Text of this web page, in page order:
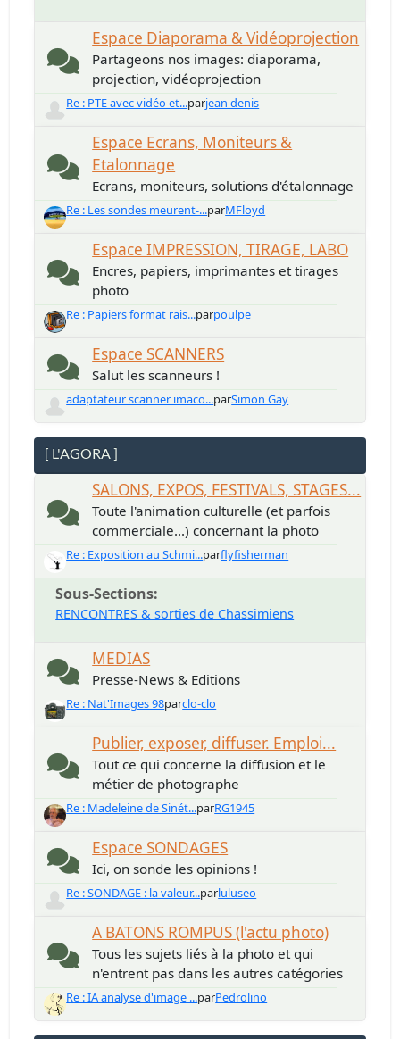
Espace Diaporama & Vidéoprojection
Partageons nos images: diaporama,
projection, vidéoprojection
Re : PTE avec vidéo et...parjean denis
Espace Ecrans, Moniteurs &
Etalonnage
Ecrans, moniteurs, solutions d'étalonnage
Re : Les sondes meurent-...parMFloyd
Espace IMPRESSION, TIRAGE, LABO
Encres, papiers, imprimantes et tirages
photo
Re : Papiers format rais...parpoulpe
Espace SCANNERS
Salut les scanneurs !
adaptateur scanner imaco...parSimon Gay
[ L'AGORA ]
SALONS, EXPOS, FESTIVALS, STAGES...
Toute l'animation culturelle (et parfois
commerciale...) concernant la photo
Re : Exposition au Schmi...parflyfisherman
Sous-Sections
RENCONTRES & sorties de Chassimiens
MEDIAS
Presse-News & Editions
Re : Nat'Images 98parclo-clo
Publier, exposer, diffuser. Emploi...
Tout ce qui concerne la diffusion et le
métier de photographe
Re : Madeleine de Sinét...parRG1945
Espace SONDAGES
Ici, on sonde les opinions !
Re : SONDAGE : la valeur...parluluseo
A BATONS ROMPUS (l'actu photo)
Tous les sujets liés à la photo et qui
n'entrent pas dans les autres catégories
Re : IA analyse d'image ...parPedrolino